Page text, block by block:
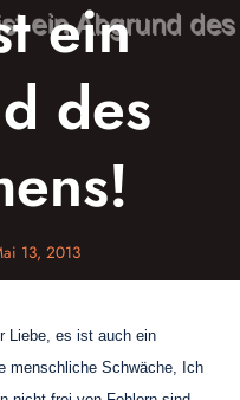
ein
des
13, 2013
Liebe, es ist auch ein
menschliche Schwäche, Ich